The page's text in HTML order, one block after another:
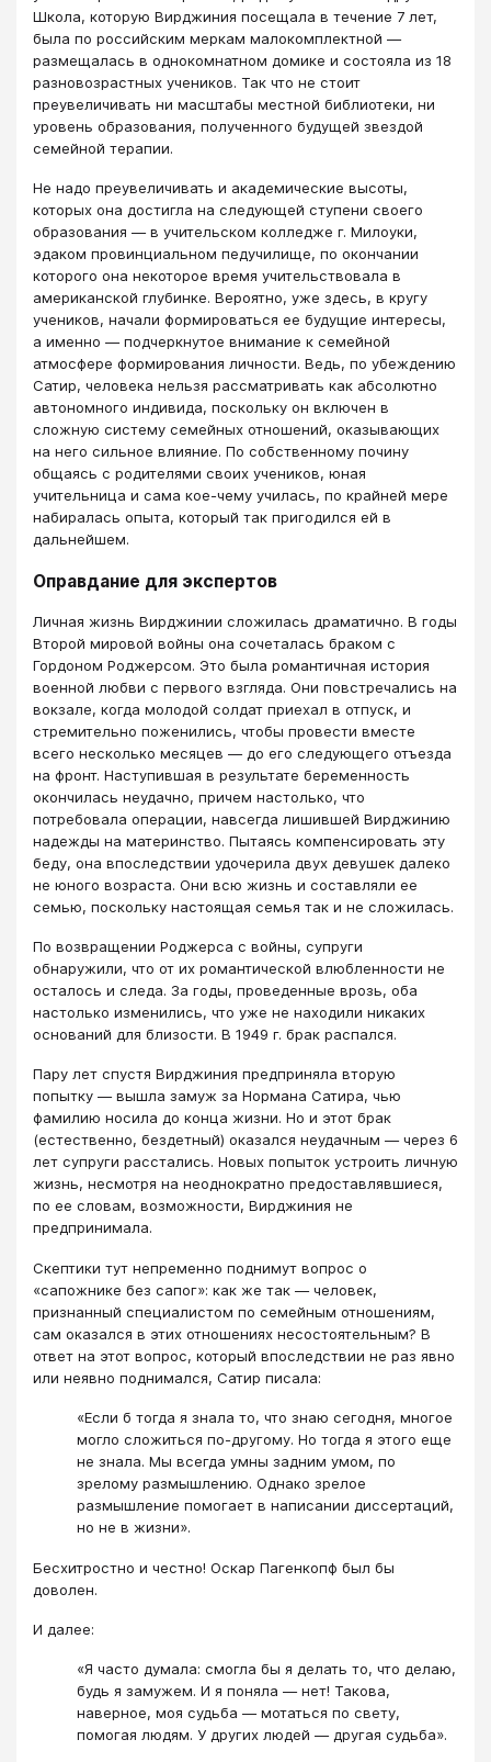
Школа, которую Вирджиния посещала в течение 7 лет,
была по российским меркам малокомплектной —
размещалась в однокомнатном домике и состояла из 18
разновозрастных учеников. Так что не стоит
преувеличивать ни масштабы местной библиотеки, ни
уровень образования, полученного будущей звездой
семейной терапии.
Не надо преувеличивать и академические высоты,
которых она достигла на следующей ступени своего
образования — в учительском колледже г. Милоуки,
эдаком провинциальном педучилище, по окончании
которого она некоторое время учительствовала в
американской глубинке. Вероятно, уже здесь, в кругу
учеников, начали формироваться ее будущие интересы,
а именно — подчеркнутое внимание к семейной
атмосфере формирования личности. Ведь, по убеждению
Сатир, человека нельзя рассматривать как абсолютно
автономного индивида, поскольку он включен в
сложную систему семейных отношений, оказывающих
на него сильное влияние. По собственному почину
общаясь с родителями своих учеников, юная
учительница и сама кое-чему училась, по крайней мере
набиралась опыта, который так пригодился ей в
дальнейшем.
Оправдание для экспертов
Личная жизнь Вирджинии сложилась драматично. В годы
Второй мировой войны она сочеталась браком с
Гордоном Роджерсом. Это была романтичная история
военной любви с первого взгляда. Они повстречались на
вокзале, когда молодой солдат приехал в отпуск, и
стремительно поженились, чтобы провести вместе
всего несколько месяцев — до его следующего отъезда
на фронт. Наступившая в результате беременность
окончилась неудачно, причем настолько, что
потребовала операции, навсегда лишившей Вирджинию
надежды на материнство. Пытаясь компенсировать эту
беду, она впоследствии удочерила двух девушек далеко
не юного возраста. Они всю жизнь и составляли ее
семью, поскольку настоящая семья так и не сложилась.
По возвращении Роджерса с войны, супруги
обнаружили, что от их романтической влюбленности не
осталось и следа. За годы, проведенные врозь, оба
настолько изменились, что уже не находили никаких
оснований для близости. В 1949 г. брак распался.
Пару лет спустя Вирджиния предприняла вторую
попытку — вышла замуж за Нормана Сатира, чью
фамилию носила до конца жизни. Но и этот брак
(естественно, бездетный) оказался неудачным — через 6
лет супруги расстались. Новых попыток устроить личную
жизнь, несмотря на неоднократно предоставлявшиеся,
по ее словам, возможности, Вирджиния не
предпринимала.
Скептики тут непременно поднимут вопрос о
«сапожнике без сапог»: как же так — человек,
признанный специалистом по семейным отношениям,
сам оказался в этих отношениях несостоятельным? В
ответ на этот вопрос, который впоследствии не раз явно
или неявно поднимался, Сатир писала:
«Если б тогда я знала то, что знаю сегодня, многое
могло сложиться по-другому. Но тогда я этого еще
не знала. Мы всегда умны задним умом, по
зрелому размышлению. Однако зрелое
размышление помогает в написании диссертаций,
но не в жизни».
Бесхитростно и честно! Оскар Пагенкопф был бы
доволен.
И далее:
«Я часто думала: смогла бы я делать то, что делаю,
будь я замужем. И я поняла — нет! Такова,
наверное, моя судьба — мотаться по свету,
помогая людям. У других людей — другая судьба».